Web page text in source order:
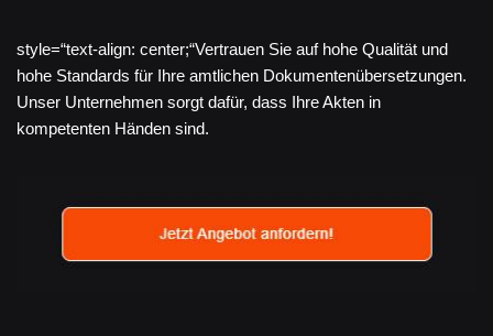
style=“text-align: center;“Vertrauen Sie auf hohe Qualität und
hohe Standards für Ihre amtlichen Dokumentenübersetzungen.
Unser Unternehmen sorgt dafür, dass Ihre Akten in
kompetenten Händen sind.